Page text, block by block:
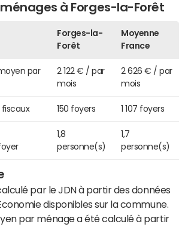
ménages à Forges-la-Forêt
Forges-la-
Forêt
Moyenne
France
par
2 122 € / par
mois
2 626 € / par
mois
fiscaux 150 foyers 1 107 foyers
1,8
personne(s)
1,7
personne(s)
par le JDN à partir des données
disponibles sur la commune.
par ménage a été calculé à partir